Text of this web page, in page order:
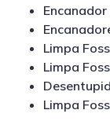
Limpa
Limpa
Limpa